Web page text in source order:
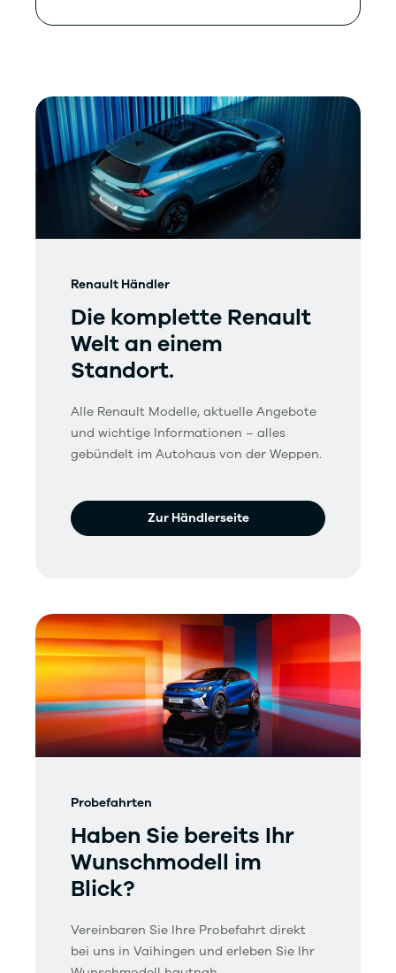
Renault Händler
Die komplette Renault
Welt an einem
Standort.
Alle Renault Modelle, aktuelle Angebote
und wichtige Informationen – alles
gebündelt im Autohaus von der Weppen.
Zur Händlerseite
Probefahrten
Haben Sie bereits Ihr
Wunschmodell im
Blick?
Vereinbaren Sie Ihre Probefahrt direkt
bei uns in Vaihingen und erleben Sie Ihr